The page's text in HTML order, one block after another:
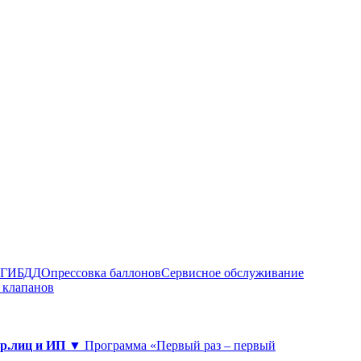
ГИБДДОпрессовка баллоновСервисное обслуживание
и ИП ▼ Программа «Первый раз – первый